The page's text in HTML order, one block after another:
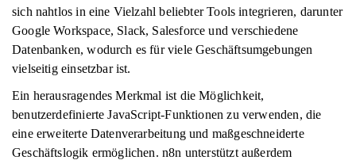
sich nahtlos in eine Vielzahl beliebter Tools integrieren, darunter
Google Workspace, Slack, Salesforce und verschiedene
Datenbanken, wodurch es für viele Geschäftsumgebungen
vielseitig einsetzbar ist.
Ein herausragendes Merkmal ist die Möglichkeit,
benutzerdefinierte JavaScript-Funktionen zu verwenden, die
eine erweiterte Datenverarbeitung und maßgeschneiderte
Geschäftslogik ermöglichen. n8n unterstützt außerdem